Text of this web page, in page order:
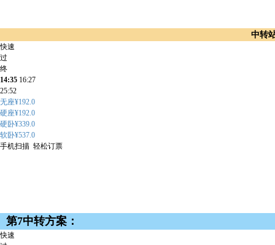
中转
快速
过
终
14:35 16:27
25:52
无座¥192.0
硬座¥192.0
硬卧¥339.0
软卧¥537.0
手机扫描 轻松订票
第7中转方案：
快速